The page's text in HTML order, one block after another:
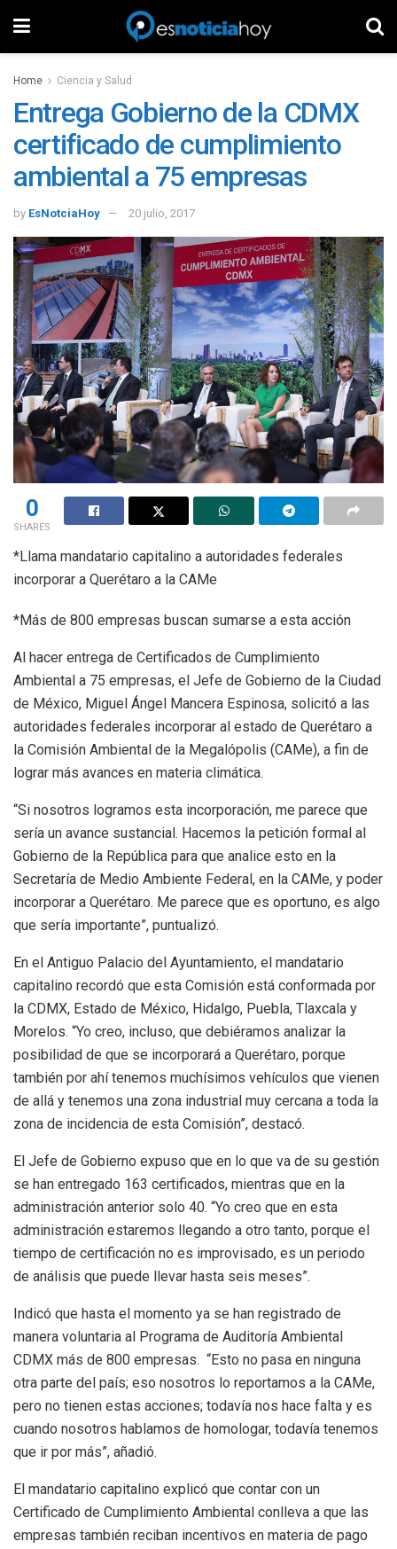
Home Ciencia y Salud
Entrega Gobierno de la CDMX
certificado de cumplimiento
ambiental a 75 empresas
by EsNotciaHoy 20 julio, 2017
0
SHARES
*Llama mandatario capitalino a autoridades federales
incorporar a Querétaro a la CAMe
*Más de 800 empresas buscan sumarse a esta acción
Al hacer entrega de Certificados de Cumplimiento
Ambiental a 75 empresas, el Jefe de Gobierno de la Ciudad
de México, Miguel Ángel Mancera Espinosa, solicitó a las
autoridades federales incorporar al estado de Querétaro a
la Comisión Ambiental de la Megalópolis (CAMe), a fin de
lograr más avances en materia climática.
“Si nosotros logramos esta incorporación, me parece que
sería un avance sustancial. Hacemos la petición formal al
Gobierno de la República para que analice esto en la
Secretaría de Medio Ambiente Federal, en la CAMe, y poder
incorporar a Querétaro. Me parece que es oportuno, es algo
que sería importante”, puntualizó.
En el Antiguo Palacio del Ayuntamiento, el mandatario
capitalino recordó que esta Comisión está conformada por
la CDMX, Estado de México, Hidalgo, Puebla, Tlaxcala y
Morelos. “Yo creo, incluso, que debiéramos analizar la
posibilidad de que se incorporará a Querétaro, porque
también por ahí tenemos muchísimos vehículos que vienen
de allá y tenemos una zona industrial muy cercana a toda la
zona de incidencia de esta Comisión”, destacó.
El Jefe de Gobierno expuso que en lo que va de su gestión
se han entregado 163 certificados, mientras que en la
administración anterior solo 40. “Yo creo que en esta
administración estaremos llegando a otro tanto, porque el
tiempo de certificación no es improvisado, es un periodo
de análisis que puede llevar hasta seis meses”.
Indicó que hasta el momento ya se han registrado de
manera voluntaria al Programa de Auditoría Ambiental
CDMX más de 800 empresas. “Esto no pasa en ninguna
otra parte del país; eso nosotros lo reportamos a la CAMe,
pero no tienen estas acciones; todavía nos hace falta y es
cuando nosotros hablamos de homologar, todavía tenemos
que ir por más”, añadió.
El mandatario capitalino explicó que contar con un
Certificado de Cumplimiento Ambiental conlleva a que las
empresas también reciban incentivos en materia de pago